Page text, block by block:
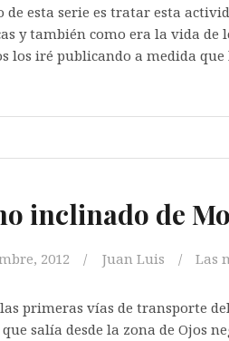
de esta serie es tratar esta
y también como era la vida de
los iré publicando a medida
inclinado de
2012 Juan Luis Las
primeras vías de transporte
salía desde la zona de Ojos